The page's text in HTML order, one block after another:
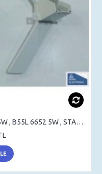
BEKO B49L 6750 5W , B55L 6750 5W , B55L 6652 5W , STAND , SEHPA AYAK , MASA AYAK